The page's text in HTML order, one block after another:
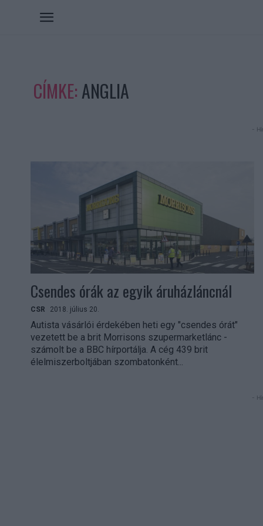
CÍMKE: ANGLIA
-
Csendes órák az egyik áruházláncnál
CSR 2018. július 20.
Autista vásárlói érdekében heti egy "csendes órát"
vezetett be a brit Morrisons szupermarketlánc -
számolt be a BBC hírportálja. A cég 439 brit
élelmiszerboltjában szombatonként...
-